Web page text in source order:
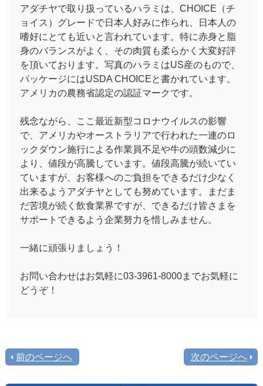
アダチヤで取り扱っているハラミは、CHOICE（チ
ョイス）グレードで日本人好みに作られ、日本人の
嗜好にとても近いと言われています。特に赤身と脂
身のバランスがよく、その肉質も柔らかく大変好評
を頂いております。写真のハラミはUS産のもので、
パッケージにはUSDA CHOICEと書かれています。
アメリカの農務省認定の認証マークです。
残念ながら、ここ最近新型コロナウイルスの影響
で、アメリカやオーストラリアで行われた一連のロ
ックダウン施行による作業員不足や牛の頭数減少に
より、値段が高騰しています。値段高騰が続いてい
ていますが、お客様へのご負担をできるだけ少なく
出来るようアダチヤとしても努めています。まだま
だ苦境が続く飲食業界ですが、できるだけ皆さまを
サポートできるよう企業努力を惜しみません。
一緒に頑張りましょう！
お問い合わせはお気軽に03-3961-8000までお気軽に
どうぞ！
前のページへ 次のページへ